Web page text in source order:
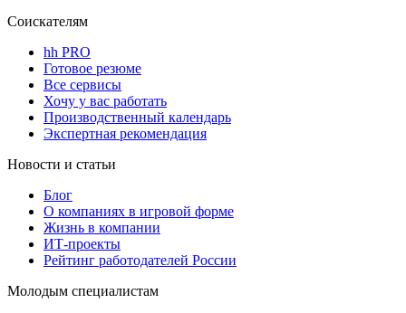
Соискателям
hh PRO
Готовое резюме
Все сервисы
Хочу у вас работать
Производственный календарь
Экспертная рекомендация
Новости и статьи
Блог
О компаниях в игровой форме
Жизнь в компании
ИТ-проекты
Рейтинг работодателей России
Молодым специалистам